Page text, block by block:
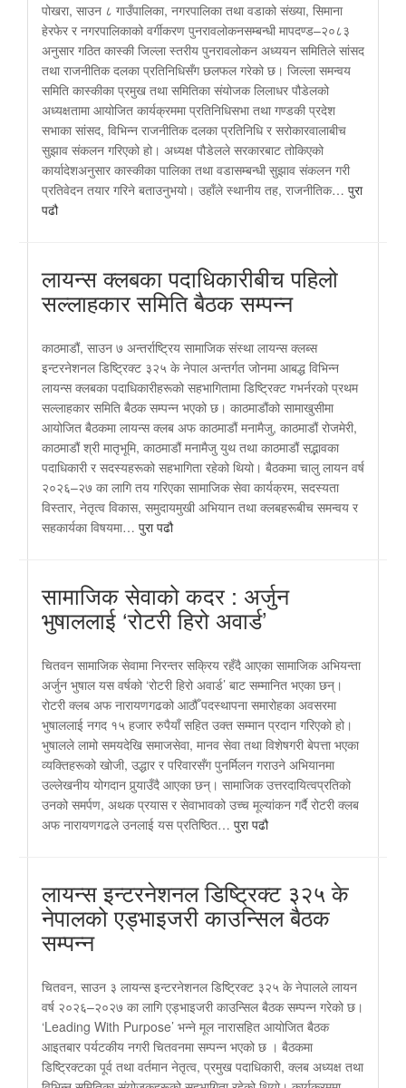
पोखरा, साउन ८ गाउँपालिका, नगरपालिका तथा वडाको संख्या, सिमाना
हेरफेर र नगरपालिकाको वर्गीकरण पुनरावलोकनसम्बन्धी मापदण्ड–२०८३
अनुसार गठित कास्की जिल्ला स्तरीय पुनरावलोकन अध्ययन समितिले सांसद
तथा राजनीतिक दलका प्रतिनिधिसँग छलफल गरेको छ। जिल्ला समन्वय
समिति कास्कीका प्रमुख तथा समितिका संयोजक लिलाधर पौडेलको
अध्यक्षतामा आयोजित कार्यक्रममा प्रतिनिधिसभा तथा गण्डकी प्रदेश
सभाका सांसद, विभिन्न राजनीतिक दलका प्रतिनिधि र सरोकारवालाबीच
सुझाव संकलन गरिएको हो। अध्यक्ष पौडेलले सरकारबाट तोकिएको
कार्यादेशअनुसार कास्कीका पालिका तथा वडासम्बन्धी सुझाव संकलन गरी
प्रतिवेदन तयार गरिने बताउनुभयो। उहाँले स्थानीय तह, राजनीतिक… पुरा
पढौ
लायन्स क्लबका पदाधिकारीबीच पहिलो
सल्लाहकार समिति बैठक सम्पन्न
काठमाडौं, साउन ७ अन्तर्राष्ट्रिय सामाजिक संस्था लायन्स क्लब्स
इन्टरनेशनल डिष्ट्रिक्ट ३२५ के नेपाल अन्तर्गत जोनमा आबद्ध विभिन्न
लायन्स क्लबका पदाधिकारीहरूको सहभागितामा डिष्ट्रिक्ट गभर्नरको प्रथम
सल्लाहकार समिति बैठक सम्पन्न भएको छ। काठमाडौंको सामाखुसीमा
आयोजित बैठकमा लायन्स क्लब अफ काठमाडौं मनामैजु, काठमाडौं रोजमेरी,
काठमाडौं श्री मातृभूमि, काठमाडौं मनामैजु युथ तथा काठमाडौं सद्भावका
पदाधिकारी र सदस्यहरूको सहभागिता रहेको थियो। बैठकमा चालु लायन वर्ष
२०२६–२७ का लागि तय गरिएका सामाजिक सेवा कार्यक्रम, सदस्यता
विस्तार, नेतृत्व विकास, समुदायमुखी अभियान तथा क्लबहरूबीच समन्वय र
सहकार्यका विषयमा… पुरा पढौ
सामाजिक सेवाको कदर : अर्जुन
भुषाललाई ‘रोटरी हिरो अवार्ड’
चितवन सामाजिक सेवामा निरन्तर सक्रिय रहँदै आएका सामाजिक अभियन्ता
अर्जुन भुषाल यस वर्षको ‘रोटरी हिरो अवार्ड’ बाट सम्मानित भएका छन्।
रोटरी क्लब अफ नारायणगढको आठौँ पदस्थापना समारोहका अवसरमा
भुषाललाई नगद १५ हजार रुपैयाँ सहित उक्त सम्मान प्रदान गरिएको हो।
भुषालले लामो समयदेखि समाजसेवा, मानव सेवा तथा विशेषगरी बेपत्ता भएका
व्यक्तिहरूको खोजी, उद्धार र परिवारसँग पुनर्मिलन गराउने अभियानमा
उल्लेखनीय योगदान पुर्‍याउँदै आएका छन्। सामाजिक उत्तरदायित्वप्रतिको
उनको समर्पण, अथक प्रयास र सेवाभावको उच्च मूल्यांकन गर्दै रोटरी क्लब
अफ नारायणगढले उनलाई यस प्रतिष्ठित… पुरा पढौ
लायन्स इन्टरनेशनल डिष्ट्रिक्ट ३२५ के
नेपालको एड्भाइजरी काउन्सिल बैठक
सम्पन्न
चितवन, साउन ३ लायन्स इन्टरनेशनल डिष्ट्रिक्ट ३२५ के नेपालले लायन
वर्ष २०२६–२०२७ का लागि एड्भाइजरी काउन्सिल बैठक सम्पन्न गरेको छ।
‘Leading With Purpose’ भन्ने मूल नारासहित आयोजित बैठक
आइतबार पर्यटकीय नगरी चितवनमा सम्पन्न भएको छ । बैठकमा
डिष्ट्रिक्टका पूर्व तथा वर्तमान नेतृत्व, प्रमुख पदाधिकारी, क्लब अध्यक्ष तथा